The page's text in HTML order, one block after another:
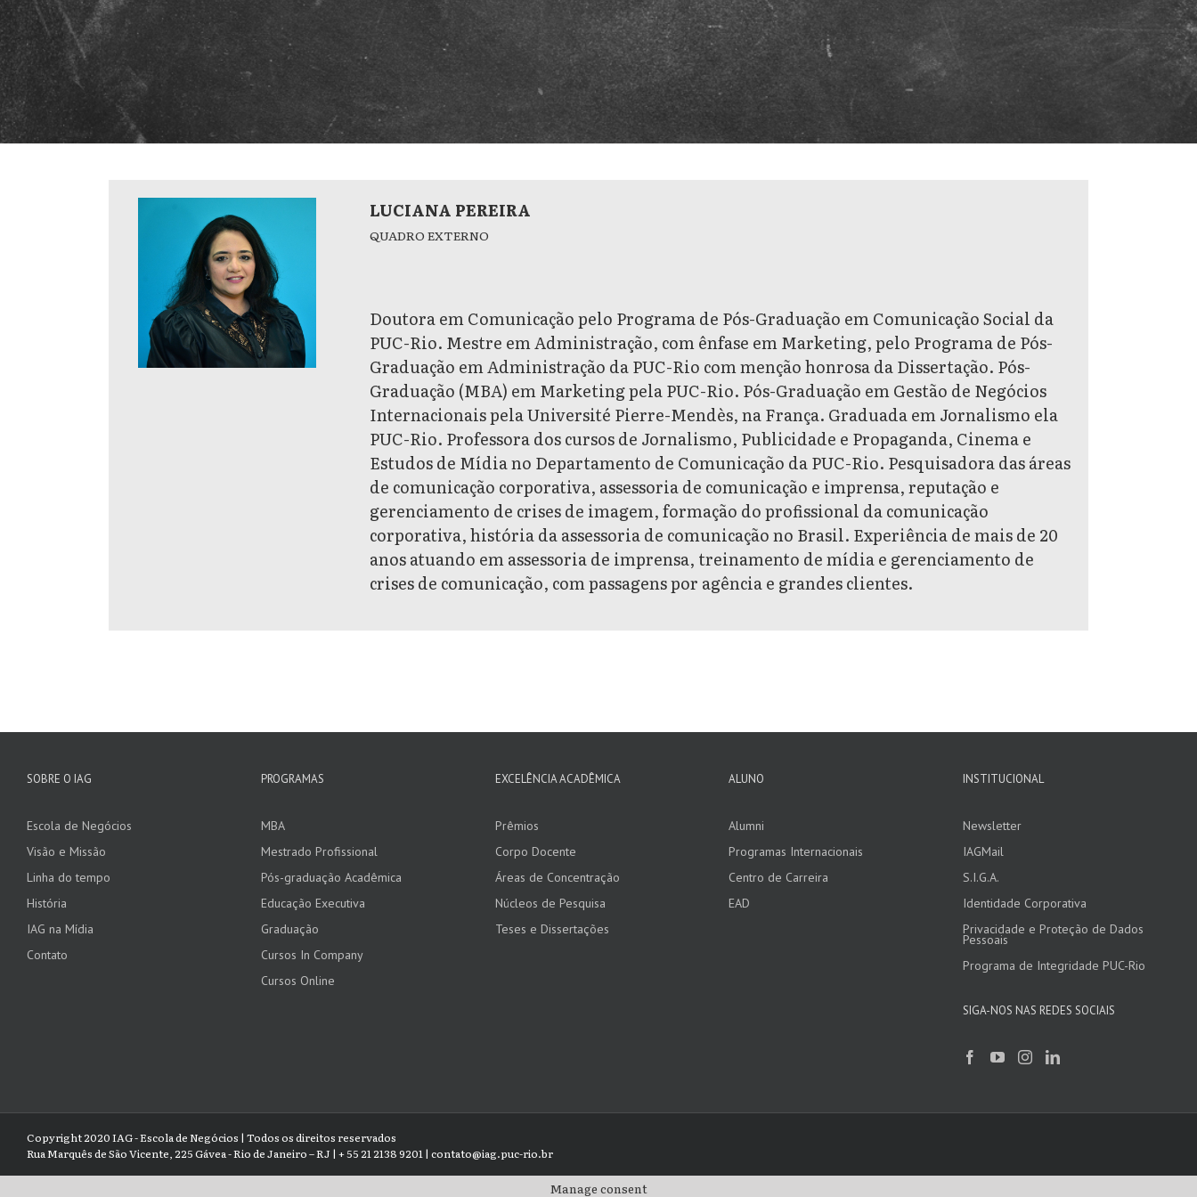
LUCIANA PEREIRA
QUADRO EXTERNO
Doutora em Comunicação pelo Programa de Pós-Graduação em Comunicação Social da
PUC-Rio. Mestre em Administração, com ênfase em Marketing, pelo Programa de Pós-
Graduação em Administração da PUC-Rio com menção honrosa da Dissertação. Pós-
Graduação (MBA) em Marketing pela PUC-Rio. Pós-Graduação em Gestão de Negócios
Internacionais pela Université Pierre-Mendès, na França. Graduada em Jornalismo ela
PUC-Rio. Professora dos cursos de Jornalismo, Publicidade e Propaganda, Cinema e
Estudos de Mídia no Departamento de Comunicação da PUC-Rio. Pesquisadora das áreas
de comunicação corporativa, assessoria de comunicação e imprensa, reputação e
gerenciamento de crises de imagem, formação do profissional da comunicação
corporativa, história da assessoria de comunicação no Brasil. Experiência de mais de 20
anos atuando em assessoria de imprensa, treinamento de mídia e gerenciamento de
crises de comunicação, com passagens por agência e grandes clientes.
SOBRE O IAG
Escola de Negócios
Visão e Missão
Linha do tempo
História
IAG na Mídia
Contato
PROGRAMAS
MBA
Mestrado Profissional
Pós-graduação Acadêmica
Educação Executiva
Graduação
Cursos In Company
Cursos Online
EXCELÊNCIA ACADÊMICA
Prêmios
Corpo Docente
Áreas de Concentração
Núcleos de Pesquisa
Teses e Dissertações
ALUNO
Alumni
Programas Internacionais
Centro de Carreira
EAD
INSTITUCIONAL
Newsletter
IAGMail
S.I.G.A.
Identidade Corporativa
Privacidade e Proteção de Dados
Pessoais
Programa de Integridade PUC-Rio
SIGA-NOS NAS REDES SOCIAIS
Copyright 2020 IAG - Escola de Negócios | Todos os direitos reservados
Rua Marquês de São Vicente, 225 Gávea - Rio de Janeiro – RJ | + 55 21 2138 9201 | contato@iag.puc-rio.br
Manage consent